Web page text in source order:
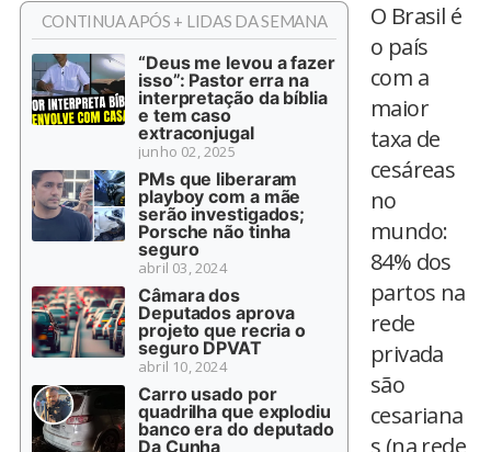
CONTINUA APÓS + LIDAS DA SEMANA
“Deus me levou a fazer
isso”: Pastor erra na
interpretação da bíblia
e tem caso
extraconjugal
junho 02, 2025
PMs que liberaram
playboy com a mãe
serão investigados;
Porsche não tinha
seguro
abril 03, 2024
Câmara dos
Deputados aprova
projeto que recria o
seguro DPVAT
abril 10, 2024
Carro usado por
quadrilha que explodiu
banco era do deputado
Da Cunha
O Brasil é
o país
com a
maior
taxa de
cesáreas
no
mundo:
84% dos
partos na
rede
privada
são
cesariana